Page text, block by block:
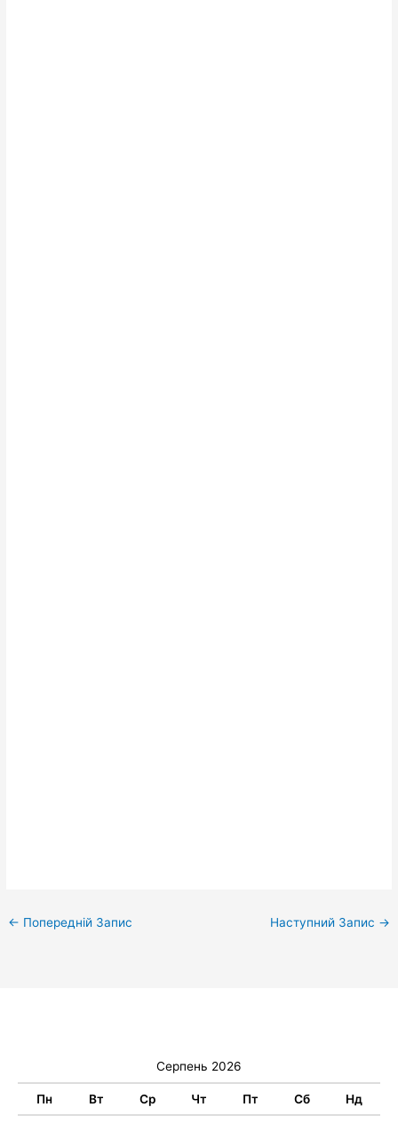
← Попередній Запис Наступний Запис →
Серпень 2026
Пн Вт Ср Чт Пт Сб Нд